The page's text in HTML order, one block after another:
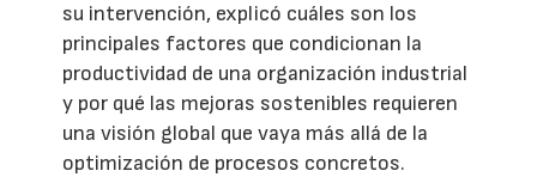
su intervención, explicó cuáles son los
principales factores que condicionan la
productividad de una organización industrial
y por qué las mejoras sostenibles requieren
una visión global que vaya más allá de la
optimización de procesos concretos.